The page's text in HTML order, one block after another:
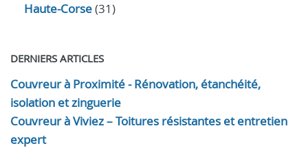
Haute-Corse(31)
DERNIERS ARTICLES
Couvreur à Proximité - Rénovation, étanchéité,
isolation et zinguerie
Couvreur à Viviez – Toitures résistantes et entretien
expert